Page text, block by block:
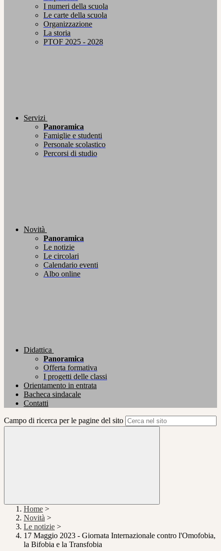
I numeri della scuola
Le carte della scuola
Organizzazione
La storia
PTOF 2025 - 2028
Servizi
Panoramica
Famiglie e studenti
Personale scolastico
Percorsi di studio
Novità
Panoramica
Le notizie
Le circolari
Calendario eventi
Albo online
Didattica
Panoramica
Offerta formativa
I progetti delle classi
Orientamento in entrata
Bacheca sindacale
Contatti
Campo di ricerca per le pagine del sito
Home >
Novità >
Le notizie >
17 Maggio 2023 - Giornata Internazionale contro l'Omofobia,
la Bifobia e la Transfobia